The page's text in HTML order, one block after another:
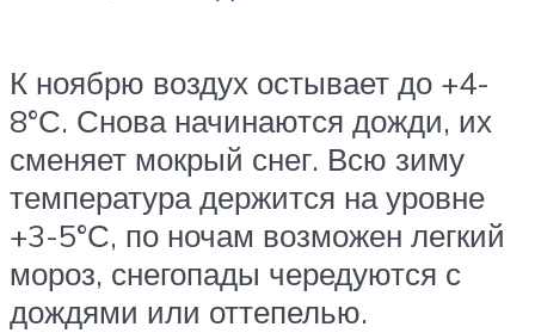
К ноябрю воздух остывает до +4-
8°С. Снова начинаются дожди, их
сменяет мокрый снег. Всю зиму
температура держится на уровне
+3-5°С, по ночам возможен легкий
мороз, снегопады чередуются с
дождями или оттепелью.